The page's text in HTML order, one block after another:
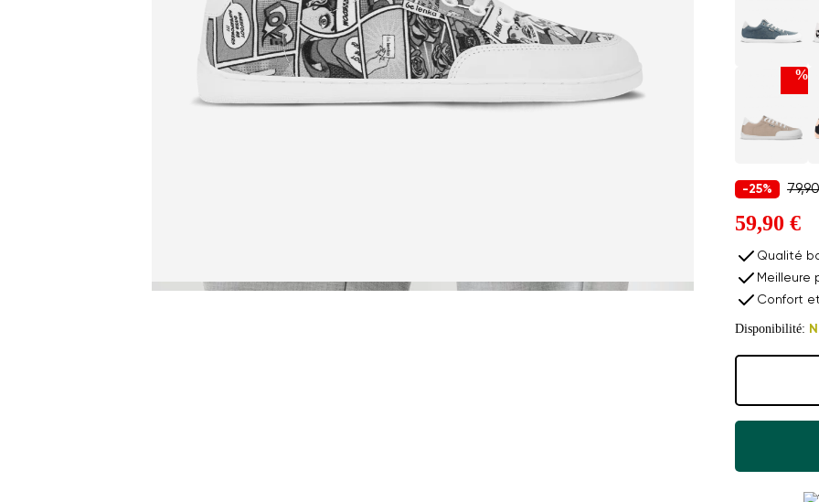
%
-25%
59,90 €
Qualité
Meilleure
Confort
Disponibilité: